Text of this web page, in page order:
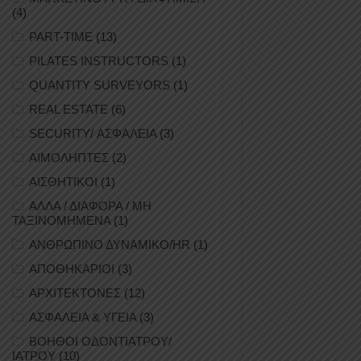
(4)
PART-TIME (13)
PILATES INSTRUCTORS (1)
QUANTITY SURVEYORS (1)
REAL ESTATE (6)
SECURITY/ ΑΣΦΑΛΕΙΑ(3)
ΑΙΜΟΛΗΠΤΕΣ (2)
ΑΙΣΘΗΤΙΚΟΙ (1)
ΑΛΛΑ / ΔΙΑΦΟΡΑ / ΜΗ
ΤΑΞΙΝΟΜΗΜΕΝΑ(1)
ΑΝΘΡΩΠΙΝΟ ΔΥΝΑΜΙΚΟ/HR (1)
ΑΠΟΘΗΚΑΡΙΟΙ (3)
ΑΡΧΙΤΕΚΤΟΝΕΣ (12)
ΑΣΦΑΛΕΙΑ & ΥΓΕΙΑ (3)
ΒΟΗΘΟΙ ΟΔΟΝΤΙΑΤΡΟΥ/
ΙΑΤΡΟΥ(10)